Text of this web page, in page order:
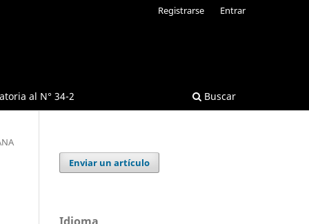
al N° 34-2 Buscar
Registrarse Entrar
Enviar un artículo